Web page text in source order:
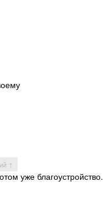
↑
уже благоустройство.